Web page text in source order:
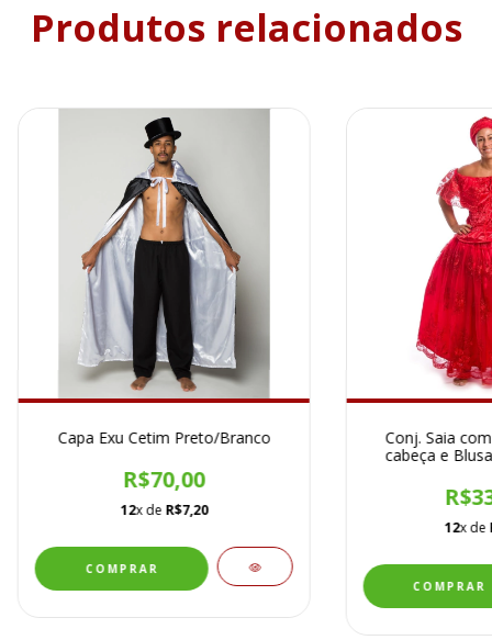
Produtos relacionados
Capa Exu Cetim Preto/Branco
R$70,00
12x de R$7,20
Conj. Saia
cabeça e
12x de